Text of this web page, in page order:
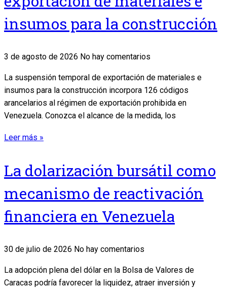
insumos para la construcción
3 de agosto de 2026 No hay comentarios
La suspensión temporal de exportación de materiales e
insumos para la construcción incorpora 126 códigos
arancelarios al régimen de exportación prohibida en
Venezuela. Conozca el alcance de la medida, los
Leer más »
La dolarización bursátil como
mecanismo de reactivación
financiera en Venezuela
30 de julio de 2026 No hay comentarios
La adopción plena del dólar en la Bolsa de Valores de
Caracas podría favorecer la liquidez, atraer inversión y